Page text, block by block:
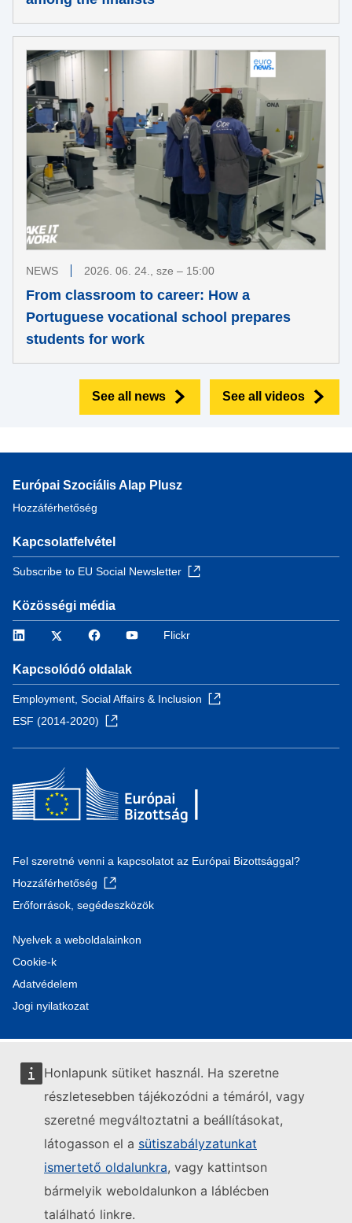
Honlapunk sütiket használ. Ha szeretne
részletesebben tájékozódni a témáról, vagy
szeretné megváltoztatni a beállításokat,
látogasson el a sütiszabályzatunkat
ismertető oldalunkra, vagy kattintson
bármelyik weboldalunkon a láblécben
található linkre.
NEWS 2026. 06. 24., sze – 15:00
From classroom to career: How a
Portuguese vocational school prepares
students for work
See all videos
See all news
Európai Szociális Alap Plusz
Hozzáférhetőség
Kapcsolatfelvétel
Subscribe to EU Social Newsletter
Közösségi média
LinkedIn Twitter FacebookYouTube
Flickr
Kapcsolódó oldalak
Employment, Social Affairs & Inclusion
ESF (2014-2020)
Fel szeretné venni a kapcsolatot az Európai Bizottsággal?
Hozzáférhetőség
Erőforrások, segédeszközök
Nyelvek a weboldalainkon
Cookie-k
Adatvédelem
Jogi nyilatkozat